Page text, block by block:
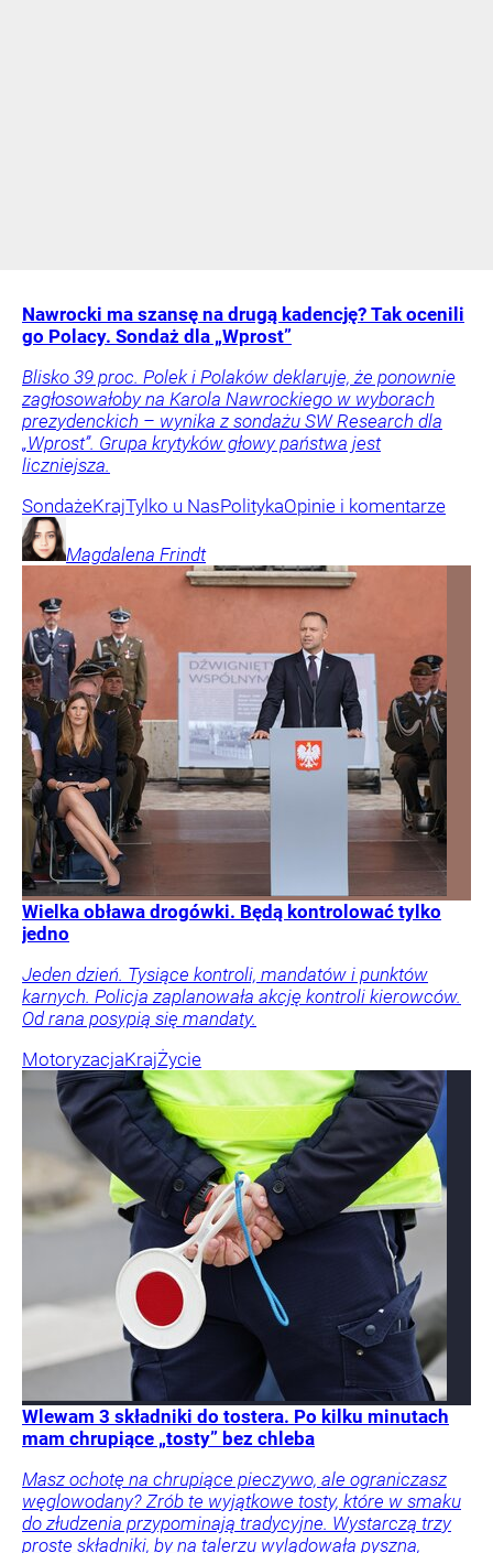
Nawrocki ma szansę na drugą kadencję? Tak ocenili
go Polacy. Sondaż dla „Wprost”
Blisko 39 proc. Polek i Polaków deklaruje, że ponownie
zagłosowałoby na Karola Nawrockiego w wyborach
prezydenckich – wynika z sondażu SW Research dla
„Wprost”. Grupa krytyków głowy państwa jest
liczniejsza.
SondażeKrajTylko u NasPolitykaOpinie i komentarze
Magdalena Frindt
Wielka obława drogówki. Będą kontrolować tylko
jedno
Jeden dzień. Tysiące kontroli, mandatów i punktów
karnych. Policja zaplanowała akcję kontroli kierowców.
Od rana posypią się mandaty.
MotoryzacjaKrajŻycie
Wlewam 3 składniki do tostera. Po kilku minutach
mam chrupiące „tosty” bez chleba
Masz ochotę na chrupiące pieczywo, ale ograniczasz
węglowodany? Zrób te wyjątkowe tosty, które w smaku
do złudzenia przypominają tradycyjne. Wystarczą trzy
proste składniki, by na talerzu wylądowała pyszna,